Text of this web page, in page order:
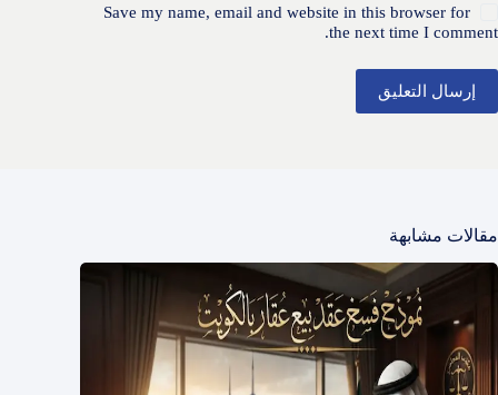
Save my name, email and website in this browser for
the next time I comment.
إرسال التعليق
مقالات مشابهة